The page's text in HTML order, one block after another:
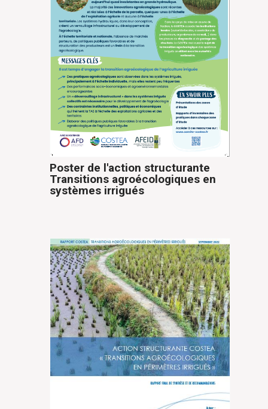
Poster de l'action structurante
Transitions agroécologiques en
systèmes irrigués